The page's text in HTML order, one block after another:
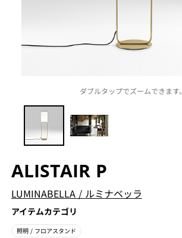
ダブルタップでズームできます。
ALISTAIR P
LUMINABELLA / ルミナベッラ
アイテムカテゴリ
照明 / フロアスタンド